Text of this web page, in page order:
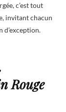
c’est tout
invitant chacun
d’exception.
Rouge